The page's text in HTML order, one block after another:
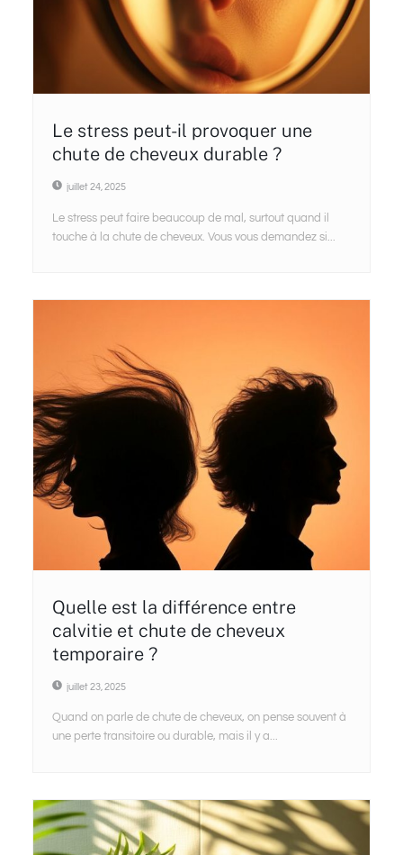
Le stress peut-il provoquer une
chute de cheveux durable ?
juillet 24, 2025
Le stress peut faire beaucoup de mal, surtout quand il
touche à la chute de cheveux. Vous vous demandez si...
Quelle est la différence entre
calvitie et chute de cheveux
temporaire ?
juillet 23, 2025
Quand on parle de chute de cheveux, on pense souvent à
une perte transitoire ou durable, mais il y a...